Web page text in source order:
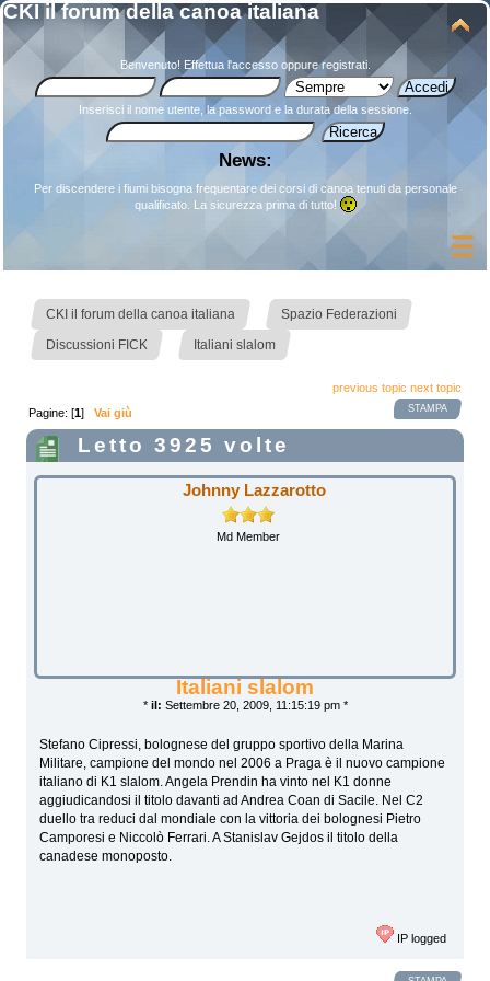
CKI il forum della canoa italiana
Benvenuto! Effettua l'accessooppureregistrati.
Inserisci il nome utente, la password e la durata della sessione.
News:
Per discendere i fiumi bisogna frequentare dei corsi di canoa tenuti da personale
qualificato. La sicurezza prima di tutto!
CKI il forum della canoa italiana Spazio Federazioni
Discussioni FICK Italiani slalom
previous topic next topic
STAMPA
Pagine: [1]Vai giù
Letto 3925 volte
Johnny Lazzarotto
Md Member
Italiani slalom
* il: Settembre 20, 2009, 11:15:19 pm *
Stefano Cipressi, bolognese del gruppo sportivo della Marina
Militare, campione del mondo nel 2006 a Praga è il nuovo campione
italiano di K1 slalom. Angela Prendin ha vinto nel K1 donne
aggiudicandosi il titolo davanti ad Andrea Coan di Sacile. Nel C2
duello tra reduci dal mondiale con la vittoria dei bolognesi Pietro
Camporesi e Niccolò Ferrari. A Stanislav Gejdos il titolo della
canadese monoposto.
IP logged